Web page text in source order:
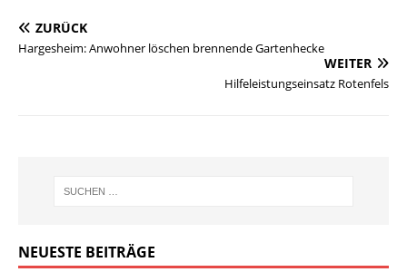
ZURÜCK
Hargesheim: Anwohner löschen brennende Gartenhecke
WEITER
Hilfeleistungseinsatz Rotenfels
NEUESTE BEITRÄGE